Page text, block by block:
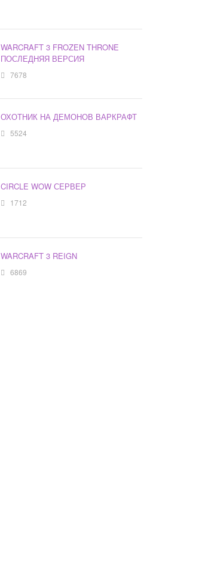
WARCRAFT 3 FROZEN THRONE
ПОСЛЕДНЯЯ ВЕРСИЯ
7678
ОХОТНИК НА ДЕМОНОВ ВАРКРАФТ
5524
CIRCLE WOW СЕРВЕР
1712
WARCRAFT 3 REIGN
6869